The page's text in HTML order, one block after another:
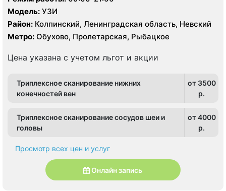
Модель: УЗИ
Район: Колпинский, Ленинградская область, Невский
Метро: Обухово, Пролетарская, Рыбацкое
Цена указана с учетом льгот и акции
Триплексное сканирование нижних
конечностей вен
от 3500
p.
Триплексное сканирование сосудов шеи и
головы
от 4000
p.
Просмотр всех цен и услуг
Онлайн запись